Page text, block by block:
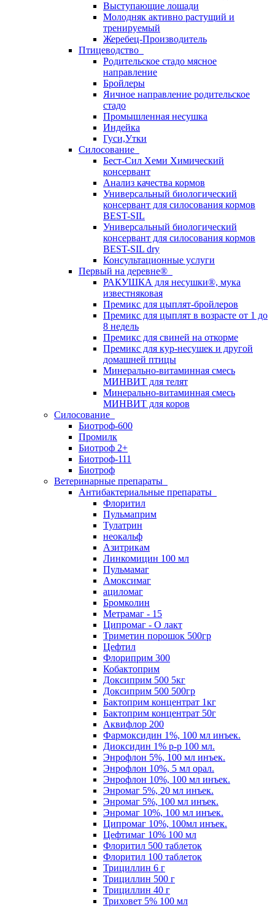
Выступающие лошади
Молодняк активно растущий и
тренируемый
Жеребец-Производитель
Птицеводство
Родительское стадо мясное
направление
Бройлеры
Яичное направление родительское
стадо
Промышленная несушка
Индейка
Гуси,Утки
Силосование
Бест-Сил Хеми Химический
консервант
Анализ качества кормов
Универсальный биологический
консервант для силосования кормов
BEST-SIL
Универсальный биологический
консервант для силосования кормов
BEST-SIL dry
Консультационные услуги
Первый на деревне®
РАКУШКА для несушки®, мука
известняковая
Премикс для цыплят-бройлеров
Премикс для цыплят в возрасте от 1 до
8 недель
Премикс для свиней на откорме
Премикс для кур-несушек и другой
домашней птицы
Минерально-витаминная смесь
МИНВИТ для телят
Минерально-витаминная смесь
МИНВИТ для коров
Силосование
Биотроф-600
Промилк
Биотроф 2+
Биотроф-111
Биотроф
Ветеринарные препараты
Антибактериальные препараты
Флоритил
Пульмаприм
Тулатрин
неокальф
Азитрикам
Линкомицин 100 мл
Пульмамаг
Амоксимаг
ациломаг
Бромколин
Метрамаг - 15
Ципромаг - О лакт
Триметин порошок 500гр
Цефтил
Флориприм 300
Кобактоприм
Доксиприм 500 5кг
Доксиприм 500 500гр
Бактоприм концентрат 1кг
Бактоприм концентрат 50г
Аквифлор 200
Фармоксидин 1%, 100 мл инъек.
Диоксидин 1% р-р 100 мл.
Энрофлон 5%, 100 мл инъек.
Энрофлон 10%, 5 мл орал.
Энрофлон 10%, 100 мл инъек.
Энромаг 5%, 20 мл инъек.
Энромаг 5%, 100 мл инъек.
Энромаг 10%, 100 мл инъек.
Ципромаг 10%, 100мл инъек.
Цефтимаг 10% 100 мл
Флоритил 500 таблеток
Флоритил 100 таблеток
Трициллин 6 г
Трициллин 500 г
Трициллин 40 г
Триховет 5% 100 мл